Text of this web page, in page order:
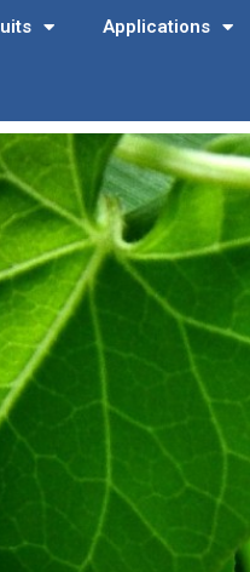
Applications